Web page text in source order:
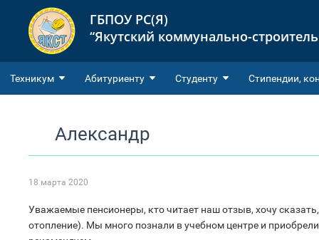
ГБПОУ РС(Я)
“Якутский коммунально-
Техникум Абитуриенту Студенту Cтипендии,
Александр
18 марта 2020
Уважаемые пенсионеры, кто читает наш отзыв, хочу
отопление). Мы много познали в учебном центре и